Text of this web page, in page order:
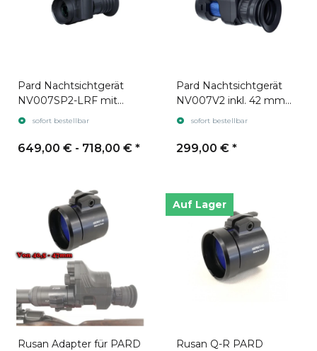
Pard Nachtsichtgerät
NV007SP2-LRF mit
Laser-sofort bestellbar
649,00 € - 718,00 € *
Pard Nachtsichtgerät
NV007V2 inkl. 42 mm
Montageadapter
sofort bestellbar
299,00 € *
Rusan Adapter für PARD
Auf Lager
Rusan Q-R PARD